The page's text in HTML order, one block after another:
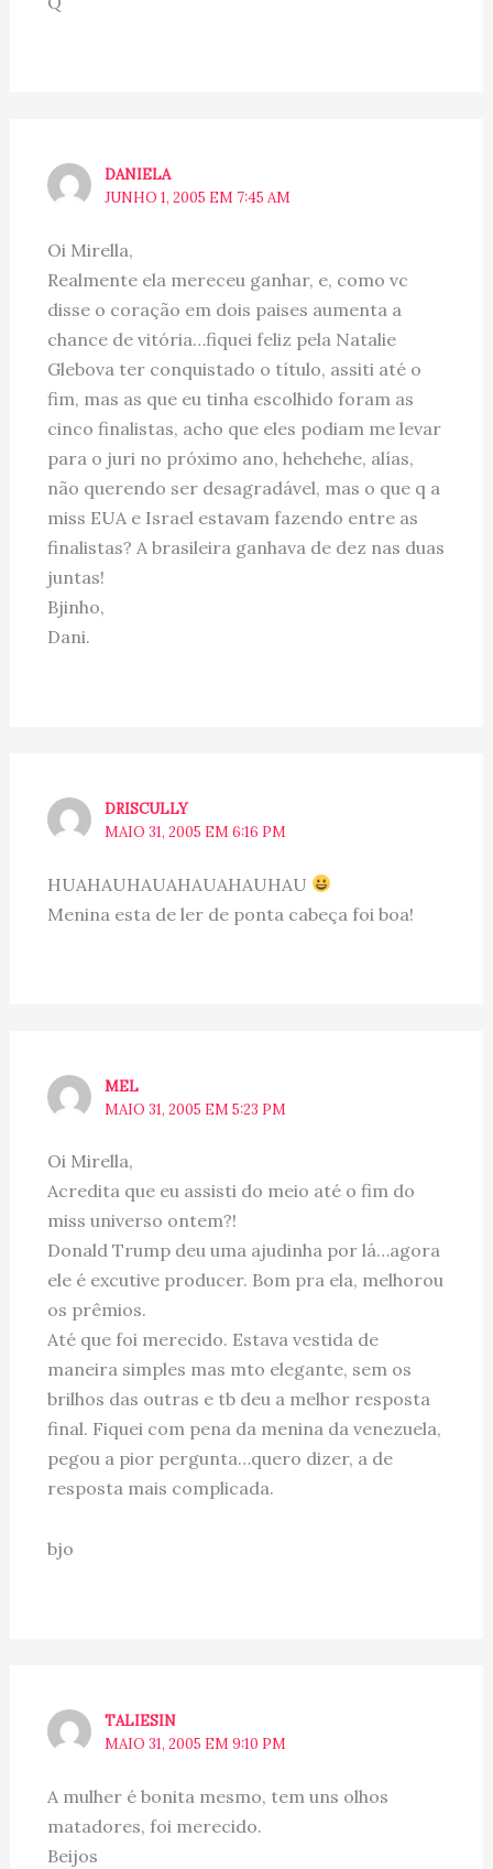
DANIELA
JUNHO 1, 2005 EM 7:45 AM
Oi Mirella,
Realmente ela mereceu ganhar, e, como vc
disse o coração em dois paises aumenta a
chance de vitória…fiquei feliz pela Natalie
Glebova ter conquistado o título, assiti até o
fim, mas as que eu tinha escolhido foram as
cinco finalistas, acho que eles podiam me levar
para o juri no próximo ano, hehehehe, alías,
não querendo ser desagradável, mas o que q a
miss EUA e Israel estavam fazendo entre as
finalistas? A brasileira ganhava de dez nas duas
juntas!
Bjinho,
Dani.
DRISCULLY
MAIO 31, 2005 EM 6:16 PM
HUAHAUHAUAHAUAHAUHAU
Menina esta de ler de ponta cabeça foi boa!
MEL
MAIO 31, 2005 EM 5:23 PM
Oi Mirella,
Acredita que eu assisti do meio até o fim do
miss universo ontem?!
Donald Trump deu uma ajudinha por lá…agora
ele é excutive producer. Bom pra ela, melhorou
os prêmios.
Até que foi merecido. Estava vestida de
maneira simples mas mto elegante, sem os
brilhos das outras e tb deu a melhor resposta
final. Fiquei com pena da menina da venezuela,
pegou a pior pergunta…quero dizer, a de
resposta mais complicada.
bjo
TALIESIN
MAIO 31, 2005 EM 9:10 PM
A mulher é bonita mesmo, tem uns olhos
matadores, foi merecido.
Beijos